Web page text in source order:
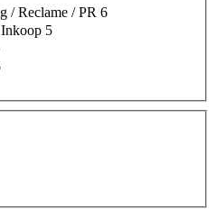
/ Reclame / PR 6
5